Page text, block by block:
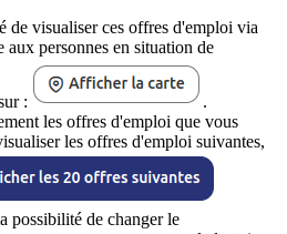
de visualiser ces offres d'emploi via
aux personnes en situation de
:
.
les offres d'emploi que vous
les offres d'emploi suivantes,
possibilité de changer le